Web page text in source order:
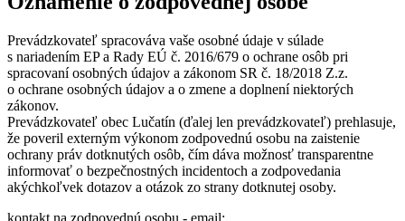
Prevádzkovateľ spracováva vaše osobné údaje v súlade
s nariadením EP a Rady EÚ č. 2016/679 o ochrane osôb pri
spracovaní osobných údajov a zákonom SR č. 18/2018 Z.z.
o ochrane osobných údajov a o zmene a doplnení niektorých
zákonov.
Prevádzkovateľ obec Lučatín (ďalej len prevádzkovateľ) prehlasuje,
že poveril externým výkonom zodpovednú osobu na zaistenie
ochrany práv dotknutých osôb, čím dáva možnosť transparentne
informovať o bezpečnostných incidentoch a zodpovedania
akýchkoľvek dotazov a otázok zo strany dotknutej osoby.
kontakt na zodpovednú osobu - email: